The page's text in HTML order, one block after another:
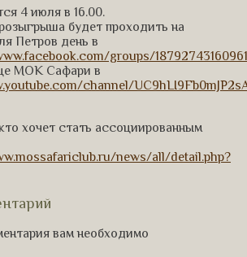
4 июля в 16.00.
будет проходить на
Петров день в
groups/
МОК Сафари в
channel/
хочет стать ассоциированным
news/all/detail.php?
вам необходимо